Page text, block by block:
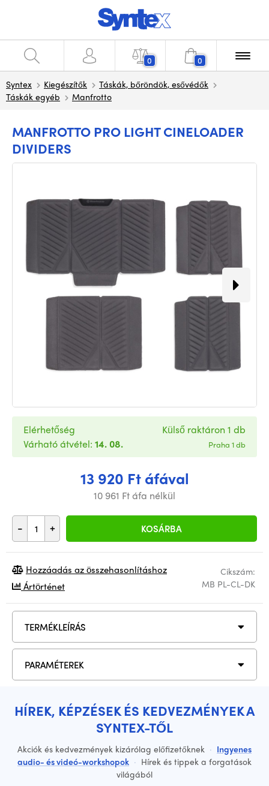
0 0
Syntex Kiegészítők
Táskák, bőröndök, esővédők
Táskák egyéb
Manfrotto
MANFROTTO PRO LIGHT CINELOADER
DIVIDERS
13 920 Ft áfával
10 961 Ft áfa nélkül
- + KOSÁRBA
Elérhetőség
Várható átvétel: 14. 08.
Külső raktáron 1 db
Praha 1 db
Cikszám:
MB PL-CL-DK
Hozzáadás az összehasonlításhoz
Ártörténet
TERMÉKLEÍRÁS
PARAMÉTEREK
HÍREK, KÉPZÉSEK ÉS KEDVEZMÉNYEK A
SYNTEX-TŐL
Akciók és kedvezmények kizárólag előfizetőknek · Ingyenes
audio- és videó-workshopok · Hírek és tippek a forgatások
világából